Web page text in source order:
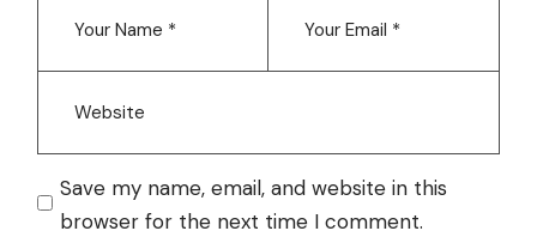
Save my name, email, and website in this
browser for the next time I comment.